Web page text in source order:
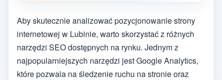
Aby skutecznie analizować pozycjonowanie strony
internetowej w Lubinie, warto skorzystać z różnych
narzędzi SEO dostępnych na rynku. Jednym z
najpopularniejszych narzędzi jest Google Analytics,
które pozwala na śledzenie ruchu na stronie oraz